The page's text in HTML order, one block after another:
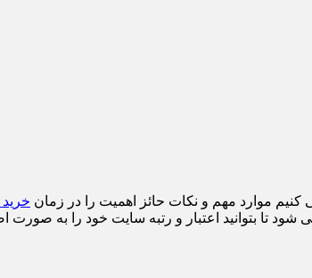
کنیم موارد مهم و نکات حائز اهمیت را در زمان
تا بتوانید اعتبار و رتبه سایت خود را به صورت